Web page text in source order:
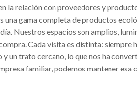
la relación con proveedores y
una gama completa de productos
Nuestros espacios son amplios,
Cada visita es distinta: siempre
un trato cercano, lo que nos ha
familiar, podemos mantener esa